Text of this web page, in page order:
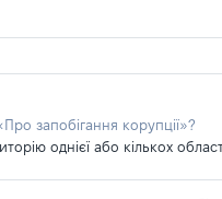
запобігання корупції»?
однієї або кількох